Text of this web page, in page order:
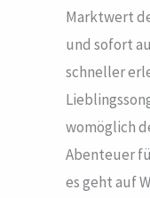
Marktwert
und sofort
schneller
womöglich
Abenteuer
es geht auf